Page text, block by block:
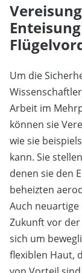
Um die
Arbeit im
können sie
wie sie
kann. Sie
denen sie den
beheizten
Auch
Zukunft vor
sich um
flexiblen Haut,